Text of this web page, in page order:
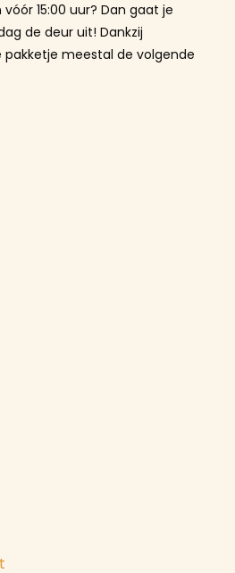
15:00 uur? Dan gaat je
de deur uit! Dankzij
pakketje meestal de volgende